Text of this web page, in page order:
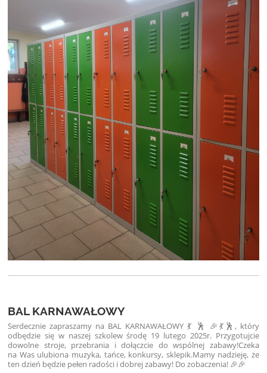
BAL KARNAWAŁOWY
Serdecznie zapraszamy na BAL KARNAWAŁOWY 💃 🕺 🎉💃🕺, który
odbędzie się w naszej szkolew środę 19 lutego 2025r. Przygotujcie
dowolne stroje, przebrania i dołączcie do wspólnej zabawy!Czeka
na Was ulubiona muzyka, tańce, konkursy, sklepik.Mamy nadzieję, że
ten dzień będzie pełen radości i dobrej zabawy! Do zobaczenia! 🎉🎉